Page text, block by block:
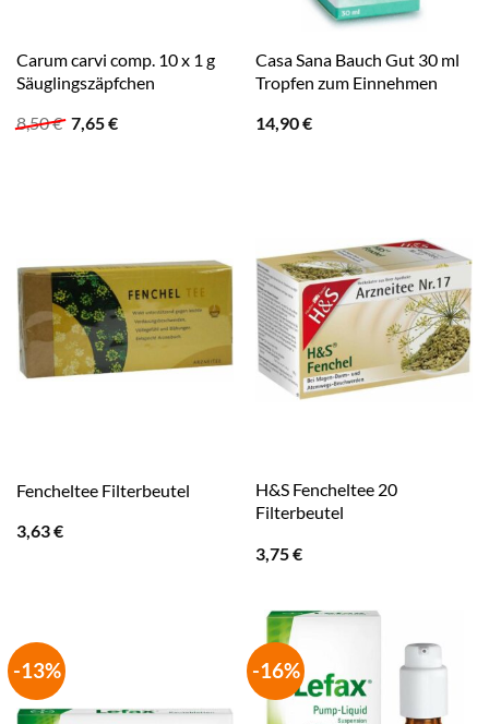
Carum carvi comp. 10 x 1 g
Säuglingszäpfchen
8,50€ Ursprünglicher
7,65€Aktueller
Casa Sana Bauch Gut 30 ml
Tropfen zum Einnehmen
14,90€
Fencheltee Filterbeutel
3,63€
H&S Fencheltee 20
Filterbeutel
3,75€
-13% -16%